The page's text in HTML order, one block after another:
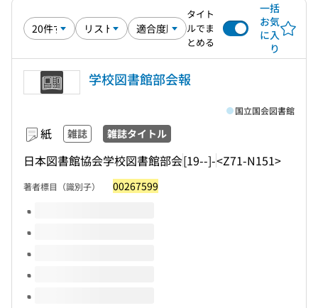
タイト
ルでま
とめる
一括
お気
に入
り
学校図書館部会報
紙 雑誌 雑誌タイトル
日本図書館協会学校図書館部会[19--]-<Z71-N151>
国立国会図書館
著者標目（識別子） 00267599
このタイトルの巻号